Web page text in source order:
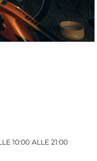
10:00 ALLE 21:00